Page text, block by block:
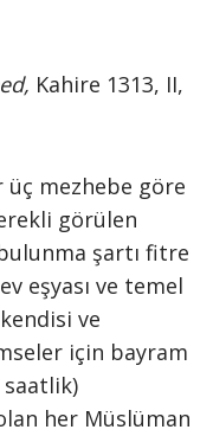
Kahire 1313, II,
üç mezhebe göre
görülen
şartı fitre
eşyası ve temel
ve
için bayram
her Müslüman